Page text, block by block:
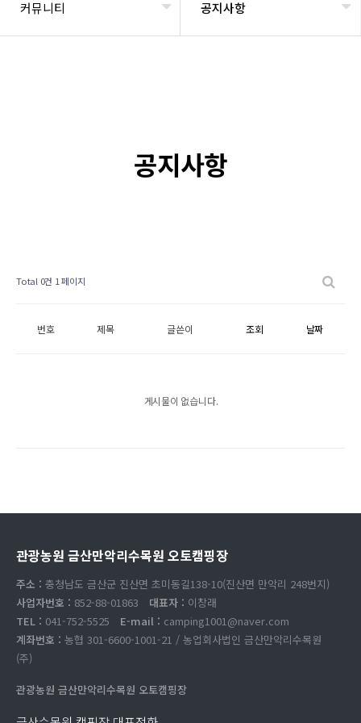
커뮤니티 공지사항
공지사항
Total 0건 1 페이지
번호 제목 글쓴이 조회 날짜
게시물이 없습니다.
관광농원 금산만악리수목원 오토캠핑장
주소 : 충청남도 금산군 진산면 초미동길138-10(진산면 만악리 248번지)
사업자번호 : 852-88-01863 대표자 : 이창래
TEL : 041-752-5525 E-mail : camping1001@naver.com
계좌번호 : 농협 301-6600-1001-21 / 농업회사법인 금산만악리수목원
(주)
관광농원 금산만악리수목원 오토캠핑장